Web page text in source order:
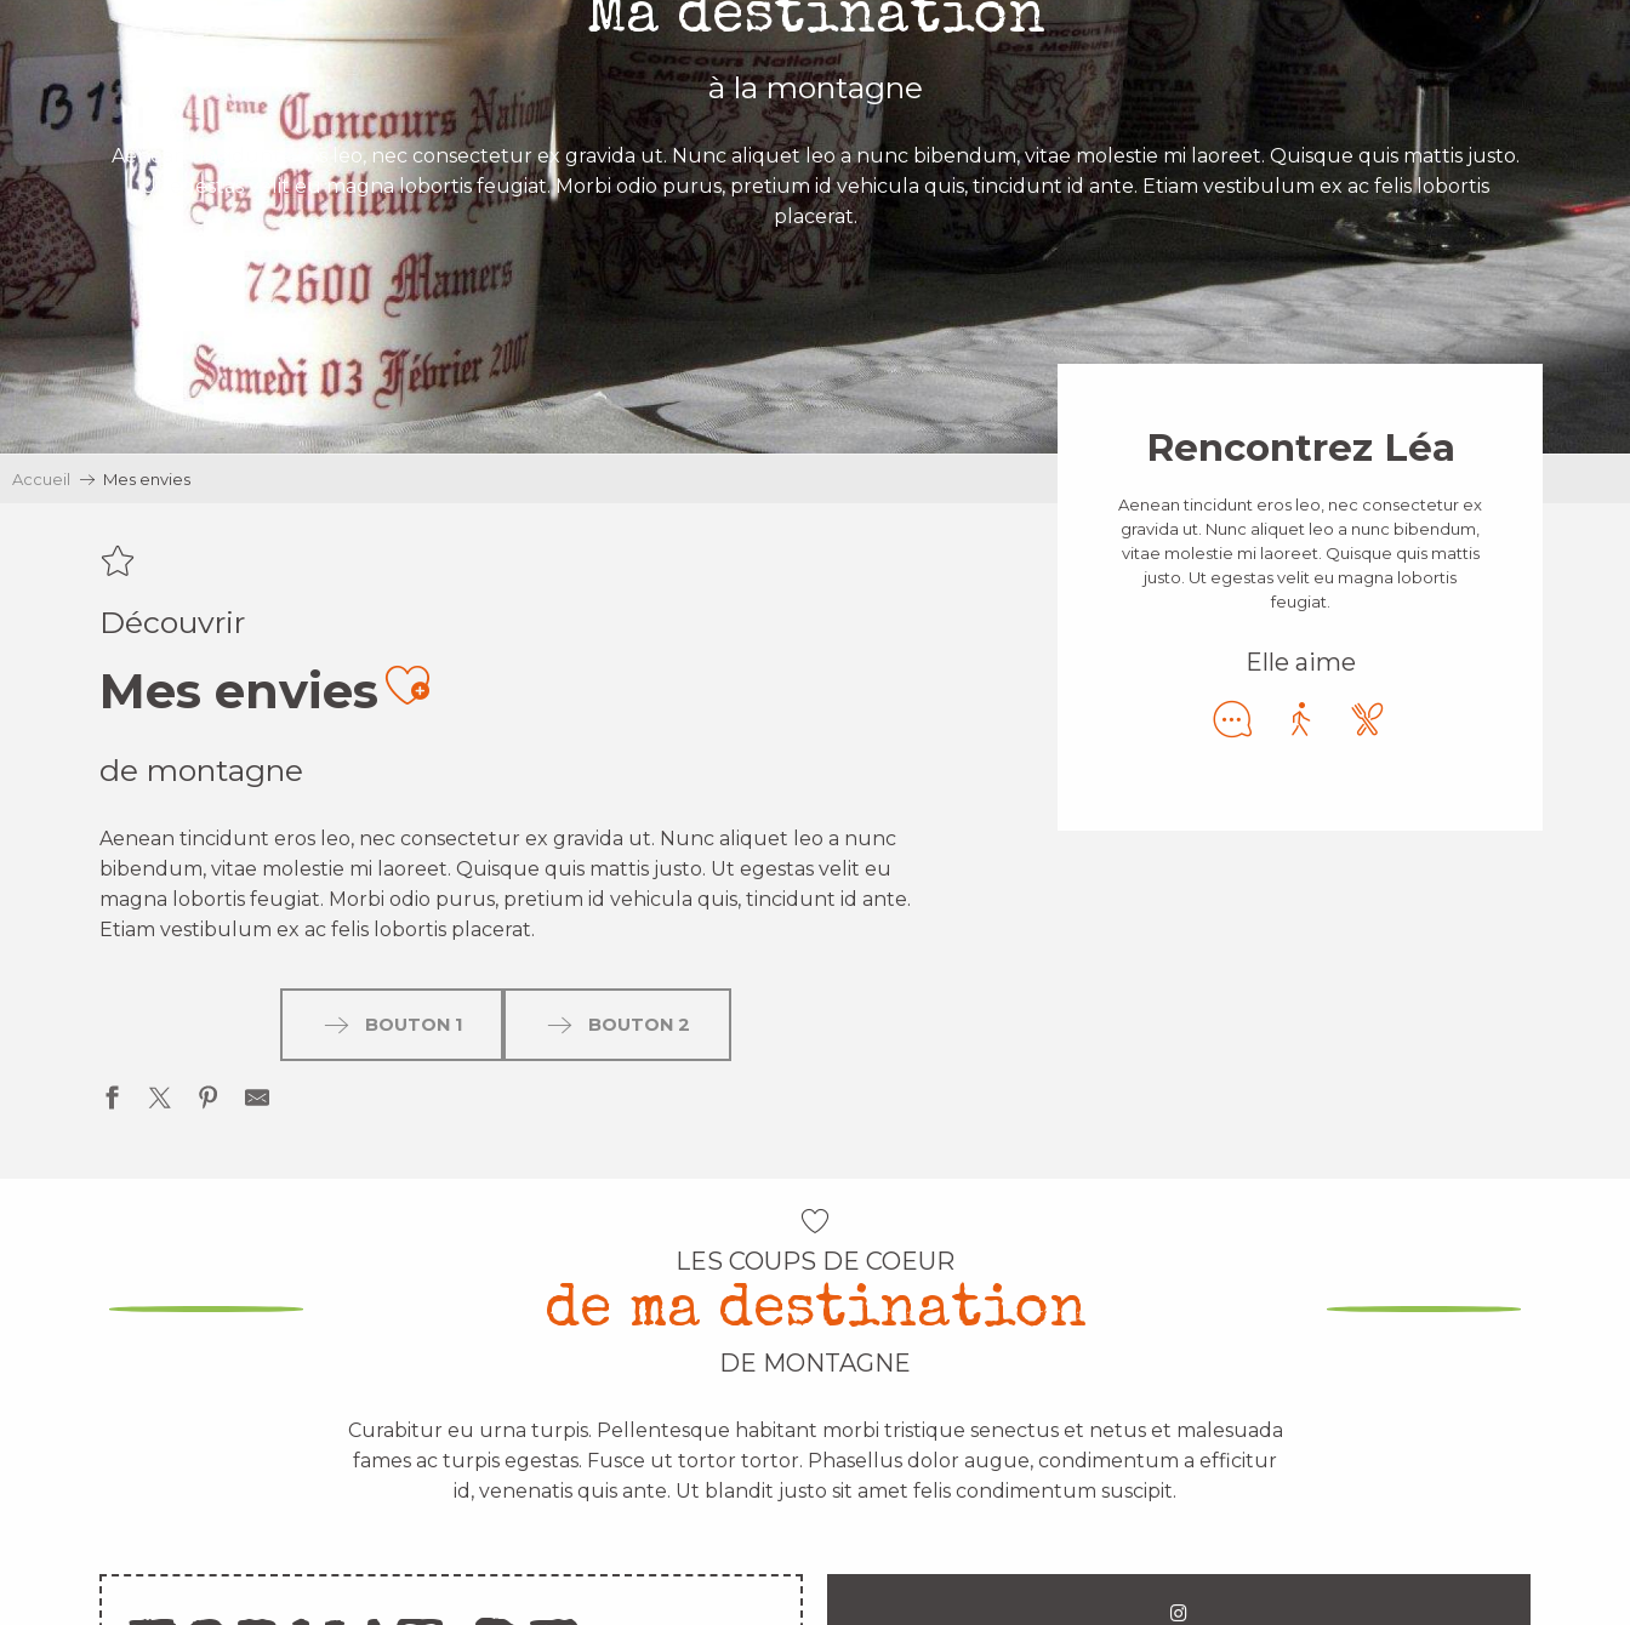
Ma destination
à la montagne
Aenean tincidunt eros leo, nec consectetur ex gravida ut. Nunc aliquet leo a nunc bibendum, vitae molestie mi laoreet. Quisque quis mattis justo.
Ut egestas velit eu magna lobortis feugiat. Morbi odio purus, pretium id vehicula quis, tincidunt id ante. Etiam vestibulum ex ac felis lobortis
placerat.
Accueil Mes envies
Découvrir
Mes enviesAjouter aux favoris
de montagne
Aenean tincidunt eros leo, nec consectetur ex gravida ut. Nunc aliquet leo a nunc
bibendum, vitae molestie mi laoreet. Quisque quis mattis justo. Ut egestas velit eu
magna lobortis feugiat. Morbi odio purus, pretium id vehicula quis, tincidunt id ante.
Etiam vestibulum ex ac felis lobortis placerat.
BOUTON 1 BOUTON 2
Rencontrez Léa
Aenean tincidunt eros leo, nec consectetur ex
gravida ut. Nunc aliquet leo a nunc bibendum,
vitae molestie mi laoreet. Quisque quis mattis
justo. Ut egestas velit eu magna lobortis
feugiat.
Elle aime
LES COUPS DE COEUR
de ma destination
DE MONTAGNE
Curabitur eu urna turpis. Pellentesque habitant morbi tristique senectus et netus et malesuada
fames ac turpis egestas. Fusce ut tortor tortor. Phasellus dolor augue, condimentum a efficitur
id, venenatis quis ante. Ut blandit justo sit amet felis condimentum suscipit.